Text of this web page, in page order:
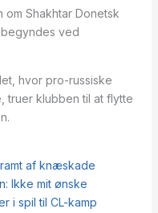
om Shakhtar Donetsk
ved
hvor pro-russiske
truer klubben til at flytte
af knæskade
Ikke mit ønske
i spil til CL-kamp